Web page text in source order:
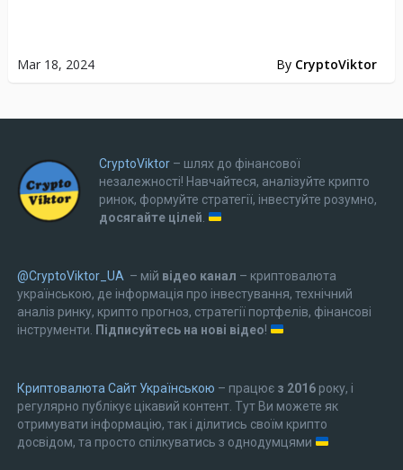
Mar 18, 2024 By CryptoViktor
CryptoViktor– шлях до фінансової
незалежності! Навчайтеся, аналізуйте крипто
ринок, формуйте стратегії, інвестуйте розумно,
досягайте цілей
@CryptoViktor_UA – мій відео канал – криптовалюта
українською, де інформація про інвестування, технічний
аналіз ринку, крипто прогноз, стратегії портфелів, фінансові
інструменти.
Підписуйтесь на нові відео!
Криптовалюта Cайт Українською – працює з 2016року, і
регулярно публікує цікавий контент. Тут Ви можете як
отримувати інформацію, так і ділитись своїм крипто
досвідом, та просто спілкуватись з однодумцями